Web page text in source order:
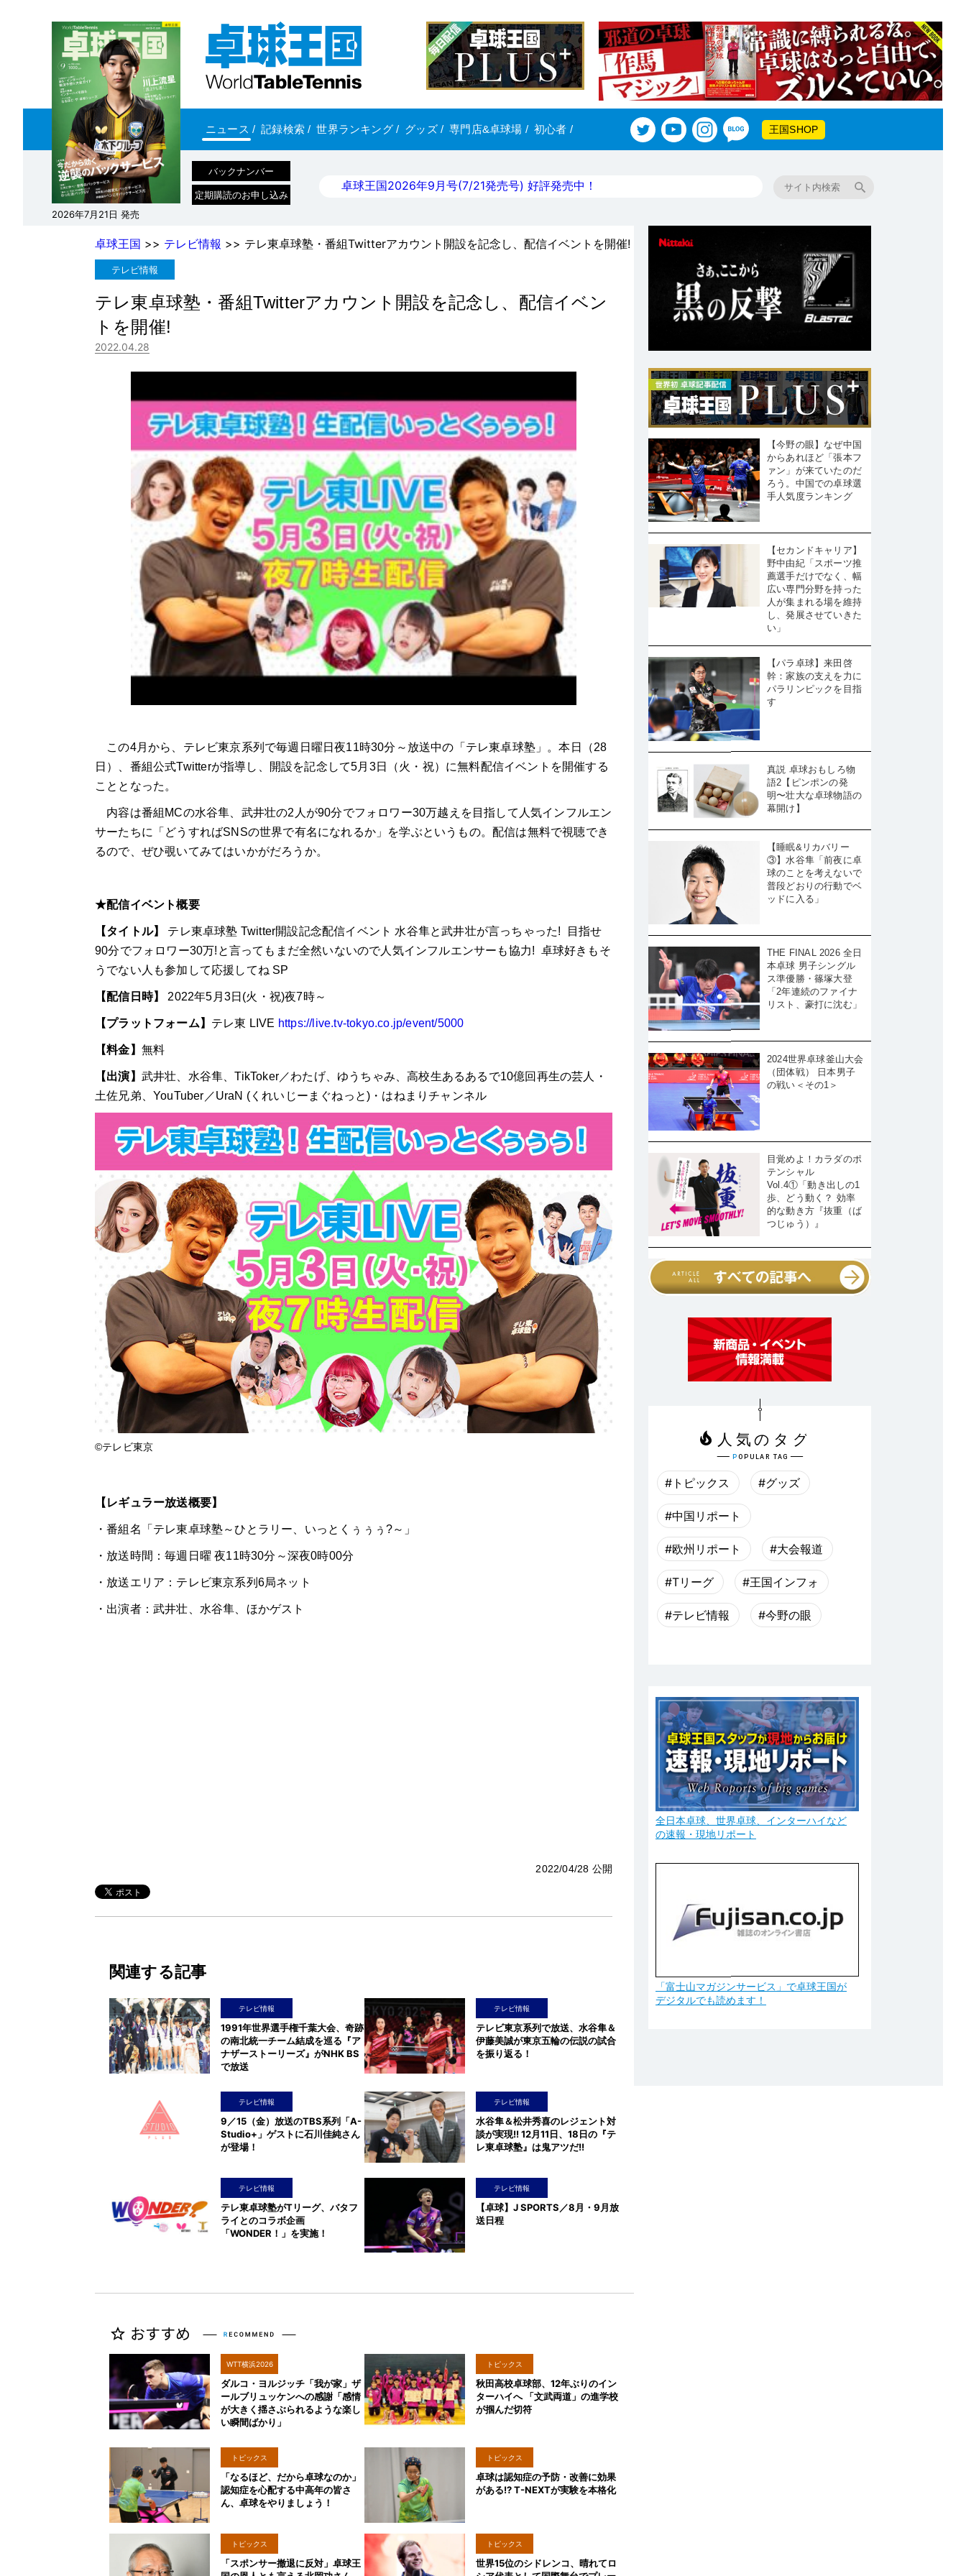
ニュース / 記録検索 / 世界ランキング/ グッズ/ 専門店&卓球場 / 初心者 / 王国SHOP
2026年7月21日 発売
バックナンバー
定期購読のお申し込み
卓球王国2026年9月号(7/21発売号) 好評発売中！
卓球王国 >> テレビ情報 >> テレ東卓球塾・番組Twitterアカウント開設を記念し、配信イベントを開催!
テレビ情報
テレ東卓球塾・番組Twitterアカウント開設を記念し、配信イベン
トを開催!
2022.04.28
この4月から、テレビ東京系列で毎週日曜日夜11時30分～放送中の「テレ東卓球塾」。本日（28
日）、番組公式Twitterが指導し、開設を記念して5月3日（火・祝）に無料配信イベントを開催する
こととなった。
内容は番組MCの水谷隼、武井壮の2人が90分でフォロワー30万越えを目指して人気インフルエン
サーたちに「どうすればSNSの世界で有名になれるか」を学ぶというもの。配信は無料で視聴でき
るので、ぜひ覗いてみてはいかがだろうか。
★配信イベント概要
【タイトル】 テレ東卓球塾 Twitter開設記念配信イベント 水谷隼と武井壮が言っちゃった!
目指せ
90分でフォロワー30万! と言ってもまだ全然いないので人気インフルエンサーも協力! 卓球好きもそ
うでない人も参加して応援してね SP
【配信日時】 2022年5 月 3日 (火・祝)夜7時～
【プラットフォーム】 テレ東 LIVE https://live.tv-tokyo.co.jp/event/5000
【料金】 無料
【出演】 武井壮、水谷隼、TikToker／わたげ、ゆうちゃみ、高校生あるあるで10億回再生の芸人・
土佐兄弟、 YouTuber ／UraN ( くれいじーまぐねっと) ・ はねまりチャンネル
©テレビ東京
【レギュラー放送概要】
・番組名「テレ東卓球塾～ひとラリー、いっとくぅぅぅ?～」
・放送時間：毎週日曜 夜11時30分～深夜0時00分
・放送エリア：テレビ東京系列6局ネット
・出演者：武井壮、水谷隼、ほかゲスト
2022/04/28 公開
関連する記事
テレビ情報
1991年世界選手権千葉大会、奇跡
の南北統一チーム結成を巡る『ア
ナザーストーリーズ』がNHK BS
で放送
テレビ情報
テレビ東京系列で放送、水谷隼＆
伊藤美誠が東京五輪の伝説の試合
を振り返る！
テレビ情報
9／15（金）放送のTBS系列「A-
Studio+」ゲストに石川佳純さん
が登場！
テレビ情報
水谷隼＆松井秀喜のレジェント対
談が実現!! 12月11日、18日の『テ
レ東卓球塾』は鬼アツだ!!
テレビ情報
テレ東卓球塾がTリーグ、バタフ
ライとのコラボ企画
「WONDER！」を実施！
テレビ情報
【卓球】J SPORTS／8月・9月放
送日程
WTT横浜2026
ダルコ・ヨルジッチ「我が家」ザ
ールブリュッケンへの感謝「感情
が大きく揺さぶられるような楽し
い瞬間ばかり」
トピックス
秋田高校卓球部、12年ぶりのイン
ターハイへ 「文武両道」の進学校
が掴んだ切符
トピックス
「なるほど、だから卓球なのか」
認知症を心配する中高年の皆さ
ん、卓球をやりましょう！
トピックス
卓球は認知症の予防・改善に効果
がある!? T-NEXTが実験を本格化
トピックス
「スポンサー撤退に反対」卓球王
トピックス
世界15位のシドレンコ、晴れてロ
【今野の眼】なぜ中国
からあれほど「張本フ
ァン」が来ていたのだ
ろう。中国での卓球選
手人気度ランキング
【セカンドキャリア】
野中由紀「スポーツ推
薦選手だけでなく、幅
広い専門分野を持った
人が集まれる場を維持
し、発展させていきた
い」
【パラ卓球】来田啓
幹：家族の支えを力に
パラリンピックを目指
す
真説 卓球おもしろ物
語2【ピンポンの発
明〜壮大な卓球物語の
幕開け】
【睡眠&リカバリー
③】水谷隼「前夜に卓
球のことを考えないで
普段どおりの行動でベ
ッドに入る」
THE FINAL 2026 全日
本卓球 男子シングル
ス準優勝・篠塚大登
「2年連続のファイナ
リスト、豪打に沈む」
2024世界卓球釜山大会
（団体戦） 日本男子
の戦い＜その1＞
目覚めよ！カラダのポ
テンシャル
Vol.4①「動き出しの1
歩、どう動く？ 効率
的な動き方『抜重（ば
つじゅう）』
#トピックス #グッズ
#中国リポート
#欧州リポート #大会報道
#Tリーグ #王国インフォ
#テレビ情報 #今野の眼
全日本卓球、世界卓球、インターハイなど
の速報・現地リポート
「富士山マガジンサービス」で卓球王国が
デジタルでも読めます！